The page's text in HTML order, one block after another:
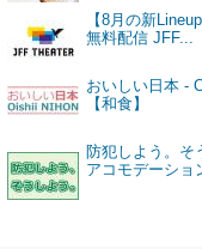
【8月の新
無料配信 JFF...
おいしい日本 -
【和食】
防犯しよう。そ
アコモデーショ